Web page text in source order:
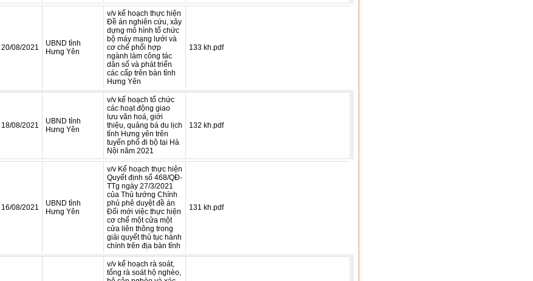
20/08/2021
UBND tỉnh
Hưng Yên
v/v kế hoạch thực hiện
Đề án nghiên cứu, xây
dựng mô hình tổ chức
bộ máy mạng lưới và
cơ chế phối hợp
ngành làm công tác
dân số và phát triển
các cấp trên bàn tỉnh
Hưng Yên
133 kh.pdf
18/08/2021
UBND tỉnh
Hưng Yên
v/v kế hoạch tổ chức
các hoạt động giao
lưu văn hoá, giới
thiệu, quảng bá du lịch
tỉnh Hưng yên trên
tuyến phố đi bộ tại Hà
Nội năm 2021
132 kh.pdf
16/08/2021
UBND tỉnh
Hưng Yên
v/v Kế hoạch thực hiện
Quyết định số 468/QĐ-
TTg ngày 27/3/2021
của Thủ tướng Chính
phủ phê duyệt đề án
Đổi mới việc thực hiện
cơ chế một cửa một
cửa liên thông trong
giải quyết thủ tục hành
chính trên địa bàn tỉnh
131 kh.pdf
v/v kế hoạch rà soát,
tổng rà soát hộ nghèo,